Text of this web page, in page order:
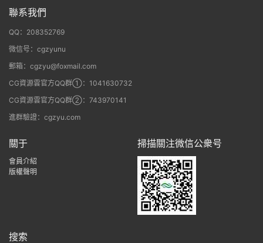
聯系我們
QQ：208352769
微信号：cgzyunu
郵箱：cgzyu@foxmail.com
CG資源雲官方QQ群①：1041630732
CG資源雲官方QQ群②：743970141
進群驗證：cgzyu.com
關于
會員介紹
版權聲明
掃描關注微信公衆号
搜索